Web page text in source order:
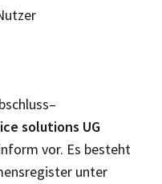
solutions UG
vor. Es besteht
unter